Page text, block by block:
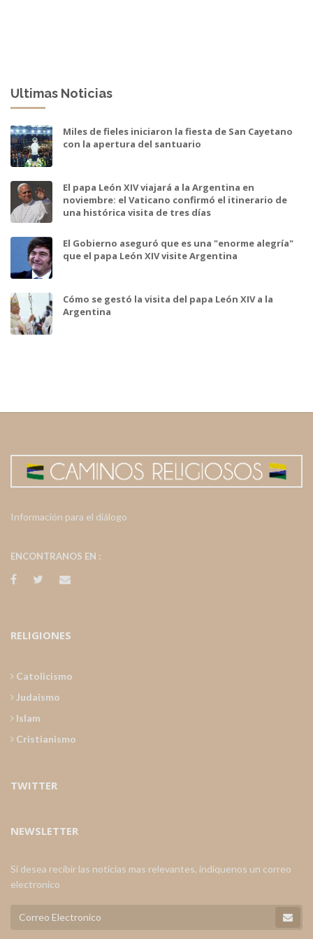
Ultimas Noticias
Miles de fieles iniciaron la fiesta de San Cayetano
con la apertura del santuario
El papa León XIV viajará a la Argentina en
noviembre: el Vaticano confirmó el itinerario de
una histórica visita de tres días
El Gobierno aseguró que es una "enorme alegría"
que el papa León XIV visite Argentina
Cómo se gestó la visita del papa León XIV a la
Argentina
Información para el diálogo
ENCONTRANOS EN :
RELIGIONES
Catolicismo
Judaismo
Islam
Cristianismo
TWITTER
NEWSLETTER
Si desea recibir las noticias mas relevantes, indiquenos un correo
electronico